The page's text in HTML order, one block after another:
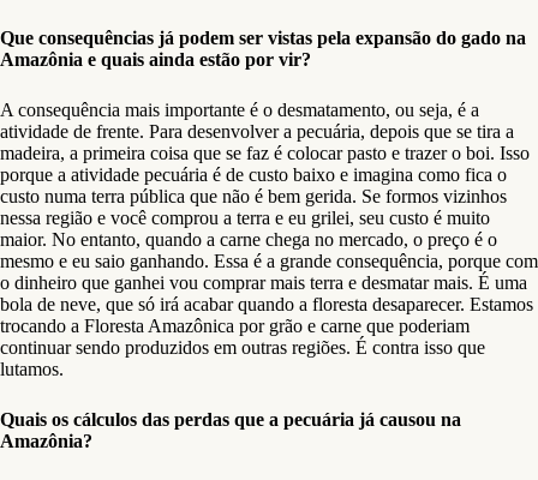
Que consequências já podem ser vistas pela expansão do gado na
Amazônia e quais ainda estão por vir?
A consequência mais importante é o desmatamento, ou seja, é a
atividade de frente. Para desenvolver a pecuária, depois que se tira a
madeira, a primeira coisa que se faz é colocar pasto e trazer o boi. Isso
porque a atividade pecuária é de custo baixo e imagina como fica o
custo numa terra pública que não é bem gerida. Se formos vizinhos
nessa região e você comprou a terra e eu grilei, seu custo é muito
maior. No entanto, quando a carne chega no mercado, o preço é o
mesmo e eu saio ganhando. Essa é a grande consequência, porque com
o dinheiro que ganhei vou comprar mais terra e desmatar mais. É uma
bola de neve, que só irá acabar quando a floresta desaparecer. Estamos
trocando a Floresta Amazônica por grão e carne que poderiam
continuar sendo produzidos em outras regiões. É contra isso que
lutamos.
Quais os cálculos das perdas que a pecuária já causou na
Amazônia?